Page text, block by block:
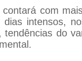
com
intensos,
do